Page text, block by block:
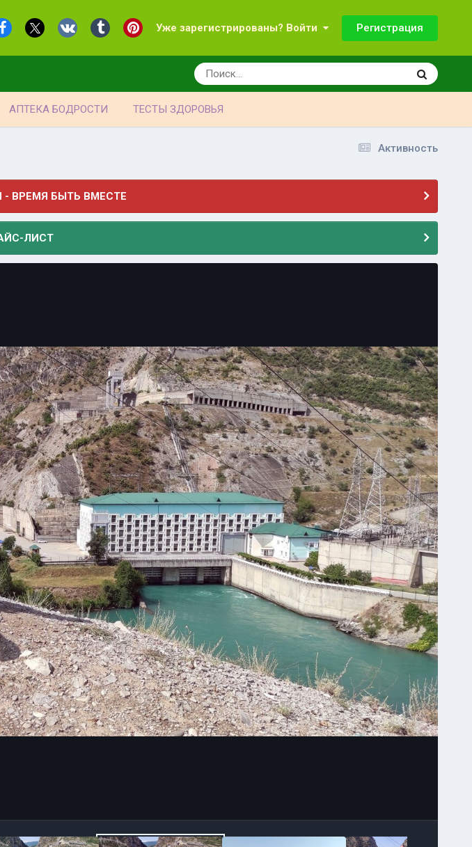
Уже зарегистрированы? Войти Регистрация
АПТЕКА БОДРОСТИ ТЕСТЫ ЗДОРОВЬЯ
Активность
- ВРЕМЯ БЫТЬ ВМЕСТЕ
ЛИСТ